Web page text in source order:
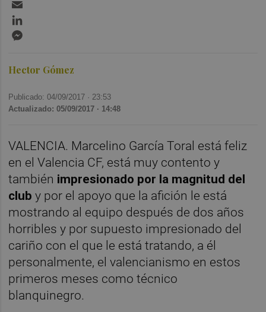
Hector Gómez
Publicado: 04/09/2017 · 23:53
Actualizado: 05/09/2017 · 14:48
VALENCIA. Marcelino García Toral está feliz
en el Valencia CF, está muy contento y
también impresionado por la magnitud del
club y por el apoyo que la afición le está
mostrando al equipo después de dos años
horribles y por supuesto impresionado del
cariño con el que le está tratando, a él
personalmente, el valencianismo en estos
primeros meses como técnico
blanquinegro.